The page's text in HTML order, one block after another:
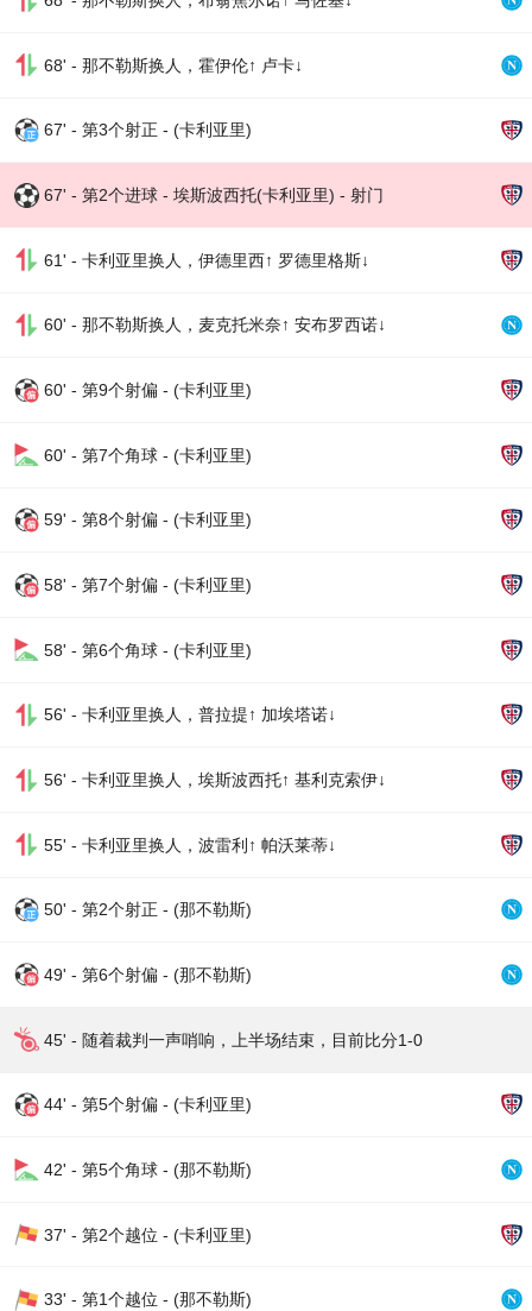
68' - 那不勒斯换人，霍伊伦↑ 卢卡↓
67' - 第3个射正 - (卡利亚里)
67' - 第2个进球 - 埃斯波西托(卡利亚里) - 射门
61' - 卡利亚里换人，伊德里西↑ 罗德里格斯↓
60' - 那不勒斯换人，麦克托米奈↑ 安布罗西诺↓
60' - 第9个射偏 - (卡利亚里)
60' - 第7个角球 - (卡利亚里)
59' - 第8个射偏 - (卡利亚里)
58' - 第7个射偏 - (卡利亚里)
58' - 第6个角球 - (卡利亚里)
56' - 卡利亚里换人，普拉提↑ 加埃塔诺↓
56' - 卡利亚里换人，埃斯波西托↑ 基利克索伊↓
55' - 卡利亚里换人，波雷利↑ 帕沃莱蒂↓
50' - 第2个射正 - (那不勒斯)
49' - 第6个射偏 - (那不勒斯)
45' - 随着裁判一声哨响，上半场结束，目前比分1-0
44' - 第5个射偏 - (卡利亚里)
42' - 第5个角球 - (那不勒斯)
37' - 第2个越位 - (卡利亚里)
33' - 第1个越位 - (那不勒斯)